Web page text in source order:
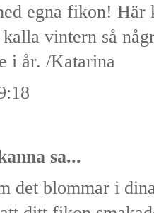
egna fikon! Här
kalla vintern så
i år. /Katarina
sa...
det blommar i